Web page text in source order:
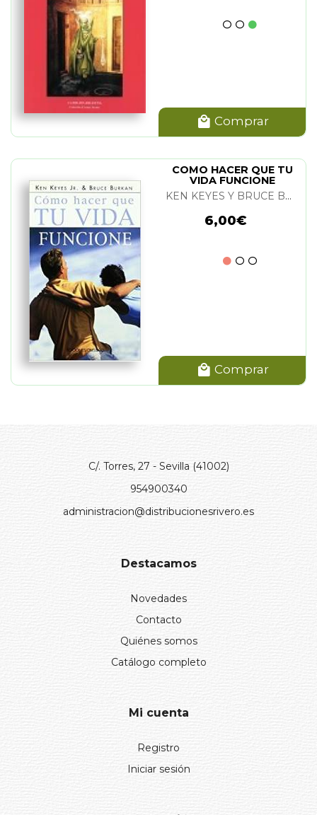
Comprar
COMO HACER QUE TU
VIDA FUNCIONE
KEN KEYES Y BRUCE BURKAN
6,00€
Comprar
C/. Torres, 27 - Sevilla (41002)
954900340
administracion@distribucionesrivero.es
Destacamos
Novedades
Contacto
Quiénes somos
Catálogo completo
Mi cuenta
Registro
Iniciar sesión